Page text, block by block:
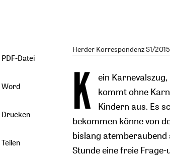
Herder Korrespondenz S1/
K ein
kommt ohne
Kindern aus. Es
bekommen könne von
bislang
Stunde eine freie
PDF-Datei
Word
Drucken
Teilen